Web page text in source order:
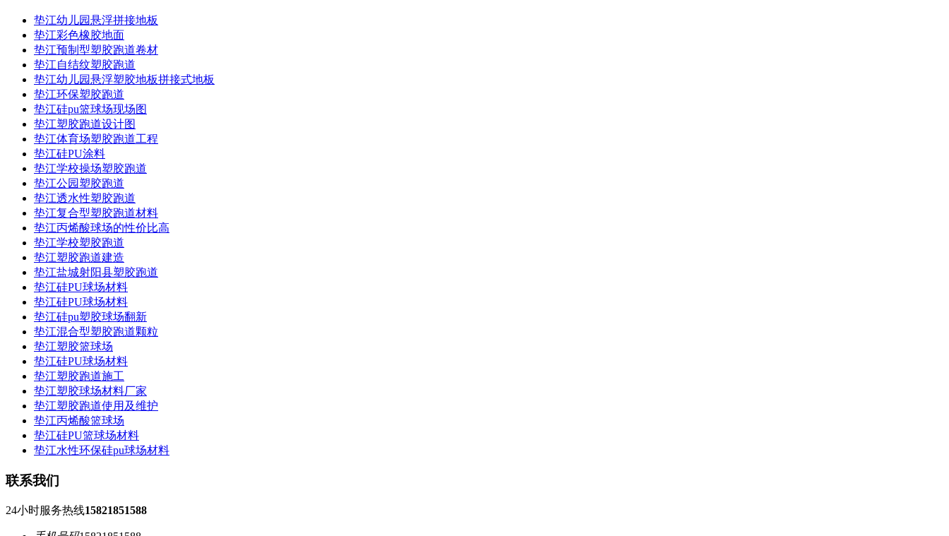
垫江幼儿园悬浮拼接地板
垫江彩色橡胶地面
垫江预制型塑胶跑道卷材
垫江自结纹塑胶跑道
垫江幼儿园悬浮塑胶地板拼接式地板
垫江环保塑胶跑道
垫江硅pu篮球场现场图
垫江塑胶跑道设计图
垫江体育场塑胶跑道工程
垫江硅PU涂料
垫江学校操场塑胶跑道
垫江公园塑胶跑道
垫江透水性塑胶跑道
垫江复合型塑胶跑道材料
垫江丙烯酸球场的性价比高
垫江学校塑胶跑道
垫江塑胶跑道建造
垫江盐城射阳县塑胶跑道
垫江硅PU球场材料
垫江硅PU球场材料
垫江硅pu塑胶球场翻新
垫江混合型塑胶跑道颗粒
垫江塑胶篮球场
垫江硅PU球场材料
垫江塑胶跑道施工
垫江塑胶球场材料厂家
垫江塑胶跑道使用及维护
垫江丙烯酸篮球场
垫江硅PU篮球场材料
垫江水性环保硅pu球场材料
联系我们
24小时服务热线15821851588